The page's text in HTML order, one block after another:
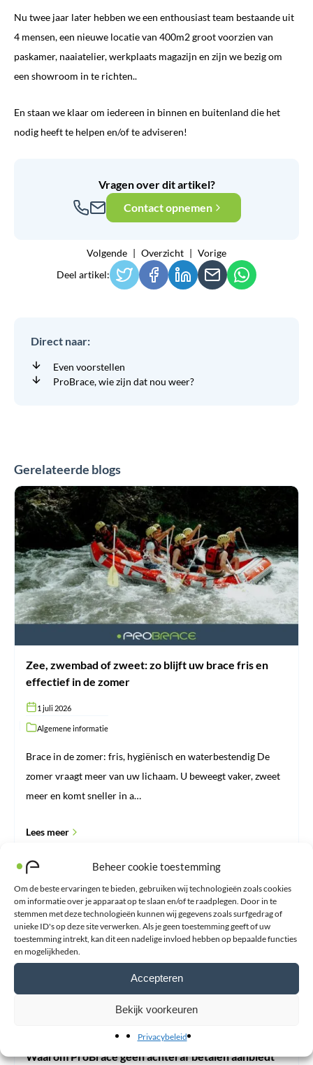
Beheer cookie toestemming
Om de beste ervaringen te bieden, gebruiken wij technologieën zoals cookies
om informatie over je apparaat op te slaan en/of te raadplegen. Door in te
stemmen met deze technologieën kunnen wij gegevens zoals surfgedrag of
unieke ID's op deze site verwerken. Als je geen toestemming geeft of uw
toestemming intrekt, kan dit een nadelige invloed hebben op bepaalde functies
en mogelijkheden.
Accepteren
Bekijk voorkeuren
Privacybeleid
Nu twee jaar later hebben we een enthousiast team bestaande uit
4 mensen, een nieuwe locatie van 400m2 groot voorzien van
paskamer, naaiatelier, werkplaats magazijn en zijn we bezig om
een showroom in te richten..
En staan we klaar om iedereen in binnen en buitenland die het
nodig heeft te helpen en/of te adviseren!
Vragen over dit artikel?
Contact opnemen
Volgende Overzicht
Vorige
Deel artikel:
Direct naar:
Even voorstellen
ProBrace, wie zijn dat nou weer?
Gerelateerde blogs
Zee,
zwembad
zweet:
zo
blijft
uw
brace
fris
en
effectief
in
zomer
Zee, zwembad of zweet: zo blijft uw brace fris en
effectief in de zomer
1 juli 2026
Algemene informatie
Brace in de zomer: fris, hygiënisch en waterbestendig De
zomer vraagt meer van uw lichaam. U beweegt vaker, zweet
meer en komt sneller in a…
Lees meer
Waarom
ProBrace
geen
achteraf
betalen
aanbiedt
via
Klarna
Waarom ProBrace geen achteraf betalen aanbiedt